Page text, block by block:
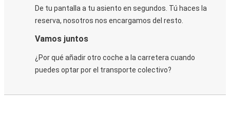
De tu pantalla a tu asiento en segundos. Tú haces la
reserva, nosotros nos encargamos del resto.
Vamos juntos
¿Por qué añadir otro coche a la carretera cuando
puedes optar por el transporte colectivo?